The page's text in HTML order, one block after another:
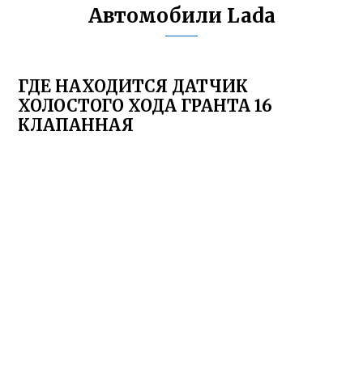
Автомобили Lada
ГДЕ НАХОДИТСЯ ДАТЧИК
ХОЛОСТОГО ХОДА ГРАНТА 16
КЛАПАННАЯ